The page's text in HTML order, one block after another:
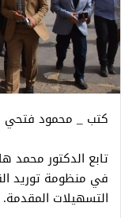
كتب _ محمود فتحي
تابع الدكتور
في منظومة توريد
التسهيلات المقدمة.